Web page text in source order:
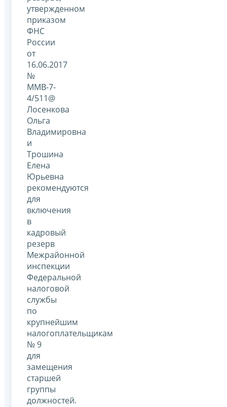
утвержденном
приказом
ФНС
России
от
16.06.2017
№
ММВ-7-
4/511@
Лосенкова
Ольга
Владимировна
и
Трошина
Елена
Юрьевна
рекомендуются
для
включения
в
кадровый
резерв
Межрайонной
инспекции
Федеральной
налоговой
службы
по
крупнейшим
налогоплательщикам
№ 9
для
замещения
старшей
группы
должностей.